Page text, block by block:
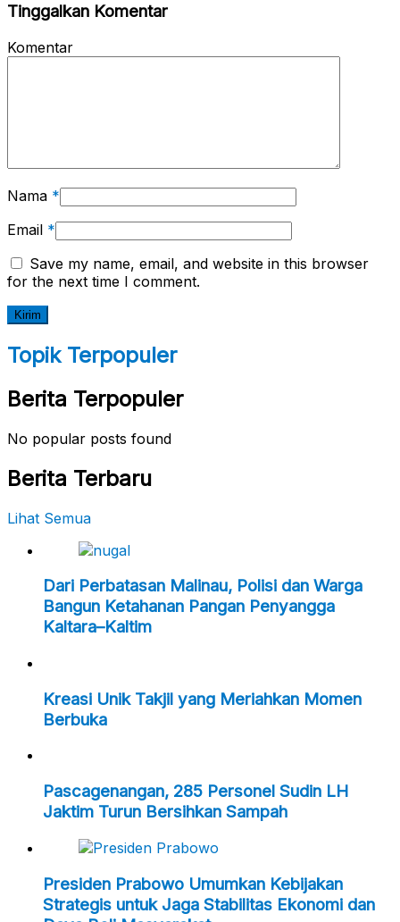
Tinggalkan Komentar
Komentar
Nama *
Email *
Save my name, email, and website in this browser
for the next time I comment.
Topik Terpopuler
Berita Terpopuler
No popular posts found
Berita Terbaru
Lihat Semua
Dari Perbatasan Malinau, Polisi dan Warga
Bangun Ketahanan Pangan Penyangga
Kaltara–Kaltim
Kreasi Unik Takjil yang Meriahkan Momen
Berbuka
Pascagenangan, 285 Personel Sudin LH
Jaktim Turun Bersihkan Sampah
Presiden Prabowo Umumkan Kebijakan
Strategis untuk Jaga Stabilitas Ekonomi dan